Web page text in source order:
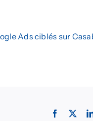
Ads ciblés sur
Facebook